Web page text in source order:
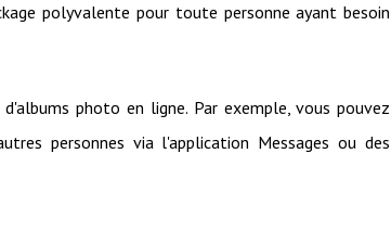
polyvalente pour toute personne ayant besoin
photo en ligne. Par exemple, vous pouvez
personnes via l'application Messages ou des